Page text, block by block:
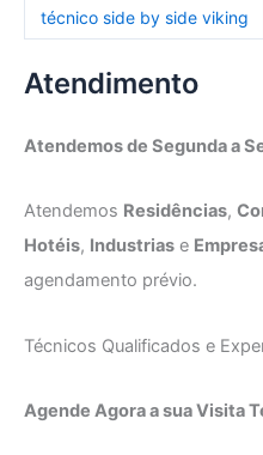
técnico side by side viking
Atendimento
Atendemos de Segunda a
Atendemos Residências,
Hotéis, Industrias e
agendamento prévio.
Técnicos Qualificados e
Agende Agora a sua Visita